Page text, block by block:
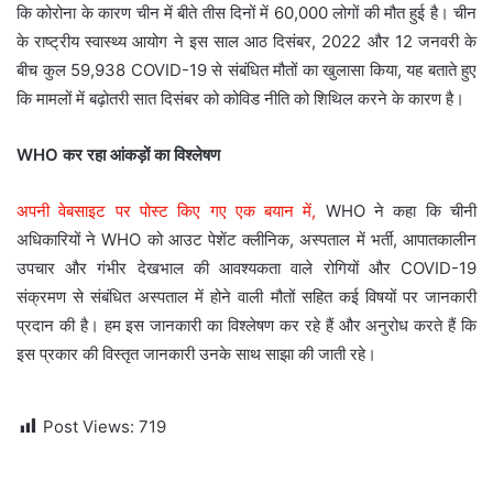
कि कोरोना के कारण चीन में बीते तीस दिनों में 60,000 लोगों की मौत हुई है। चीन
के राष्ट्रीय स्वास्थ्य आयोग ने इस साल आठ दिसंबर, 2022 और 12 जनवरी के
बीच कुल 59,938 COVID-19 से संबंधित मौतों का खुलासा किया, यह बताते हुए
कि मामलों में बढ़ोतरी सात दिसंबर को कोविड नीति को शिथिल करने के कारण है।
WHO कर रहा आंकड़ों का विश्लेषण
अपनी वेबसाइट पर पोस्ट किए गए एक बयान में, WHO ने कहा कि चीनी
अधिकारियों ने WHO को आउट पेशेंट क्लीनिक, अस्पताल में भर्ती, आपातकालीन
उपचार और गंभीर देखभाल की आवश्यकता वाले रोगियों और COVID-19
संक्रमण से संबंधित अस्पताल में होने वाली मौतों सहित कई विषयों पर जानकारी
प्रदान की है। हम इस जानकारी का विश्लेषण कर रहे हैं और अनुरोध करते हैं कि
इस प्रकार की विस्तृत जानकारी उनके साथ साझा की जाती रहे।
Post Views: 719